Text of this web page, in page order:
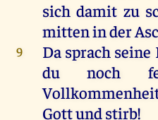
sich damit zu
mitteninder
9 Da sprach seine
du
noch
Gottundstirb!